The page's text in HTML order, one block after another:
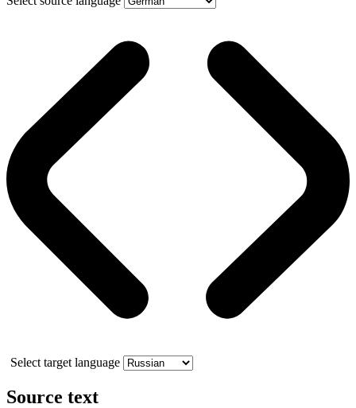
Select target language
Source text